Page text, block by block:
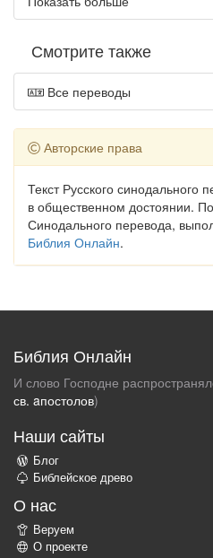
Смотрите также
Все переводы
Авторские права
Текст Русского синодального
в общественном достоянии.
Синодального перевода,
Библия Онлайн.
Библия Онлайн
И слово Господне
св. aпостолов)
Наши сайты
Блог
Библейское древо
О нас
Веруем
О проекте